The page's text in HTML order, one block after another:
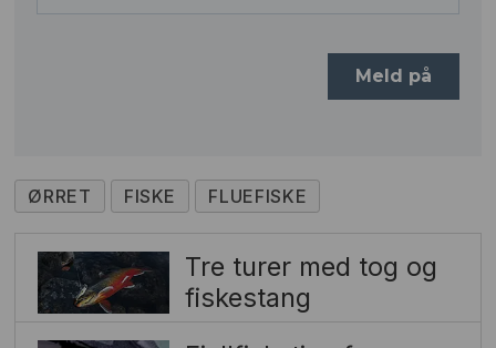
ØRRET FISKE FLUEFISKE
Tre turer med tog og
fiskestang